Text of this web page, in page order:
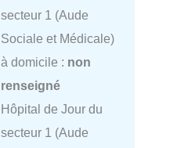
secteur 1 (Aude
Sociale et Médicale)
à domicile : non
renseigné
Hôpital de Jour du
secteur 1 (Aude